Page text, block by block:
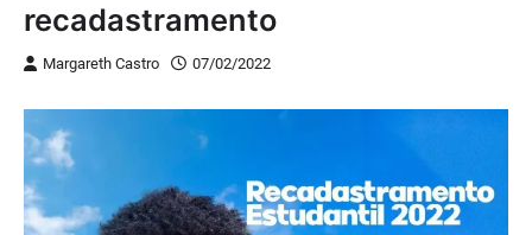
recadastramento
Margareth Castro 07/02/2022